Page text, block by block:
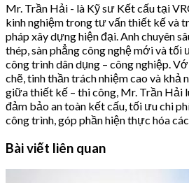
Mr. Trần Hải - là Kỹ sư Kết cấu tại
kinh nghiệm trong tư vấn thiết kế và
pháp xây dựng hiện đại. Anh chuyên
thép, sàn phẳng công nghệ mới và tối
công trình dân dụng – công nghiệp.
chẽ, tinh thần trách nhiệm cao và khả
giữa thiết kế – thi công, Mr. Trần Hải
đảm bảo an toàn kết cấu, tối ưu chi
công trình, góp phần hiện thực hóa
Bài viết liên quan